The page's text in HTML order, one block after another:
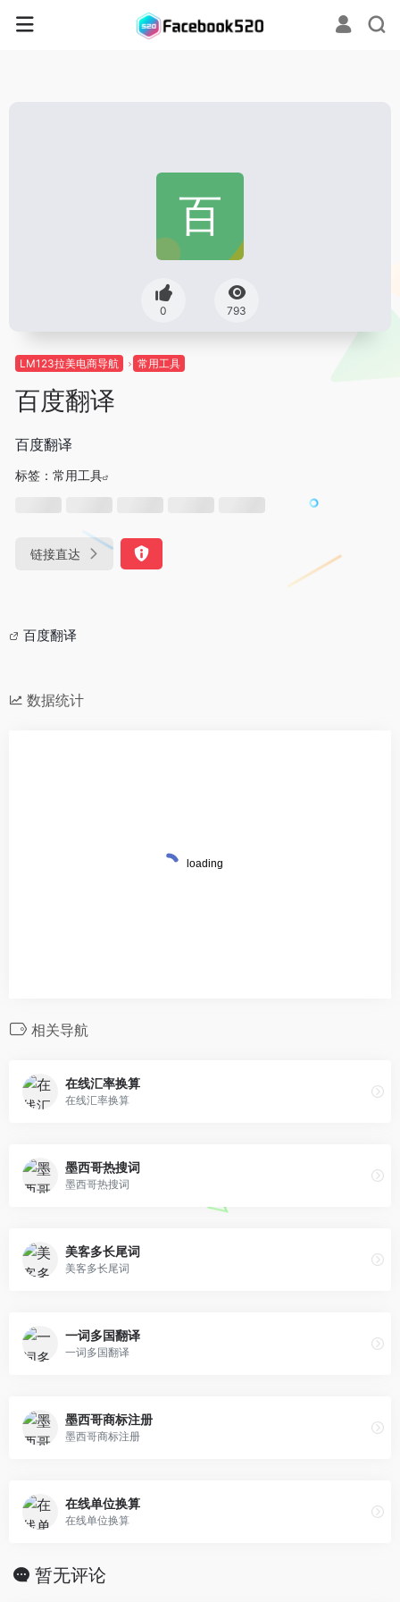
0 793
LM123拉美电商导航 常用工具
百度翻译
百度翻译
标签： 常用工具
链接直达
百度翻译
数据统计
相关导航
在线汇率换算
在线汇率换算
墨西哥热搜词
墨西哥热搜词
美客多长尾词
美客多长尾词
一词多国翻译
一词多国翻译
墨西哥商标注册
墨西哥商标注册
在线单位换算
在线单位换算
暂无评论